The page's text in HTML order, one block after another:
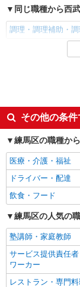
同じ職種から西
調理・調理補助・調
同じ雇用形態か
朝
夕方
車通勤OK
社宅・寮あり
Web面接OK
職場見学OKまたは
経験者・有資格者
女性活躍中
フリーター歓迎
ブランクOK
エルダー（50代～）
その他の条
練馬区の職種か
医療・介護・福祉
ドライバー・配達
飲食・フード
練馬区の人気の
塾講師・家庭教師
サービス提供責任
ワーカー
レストラン・専門